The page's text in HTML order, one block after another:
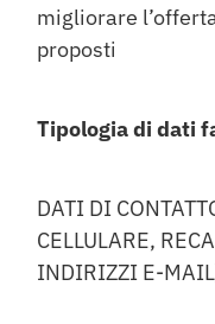
migliorare
proposti
Tipologia di dati
DATI DI
CELLULARE,
INDIRIZZI E-